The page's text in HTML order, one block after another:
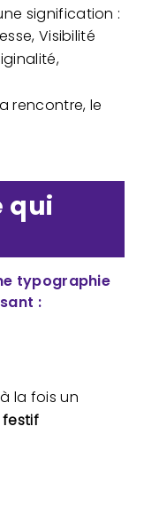
signification :
Visibilité
rencontre, le
qui
typographie
:
la fois un